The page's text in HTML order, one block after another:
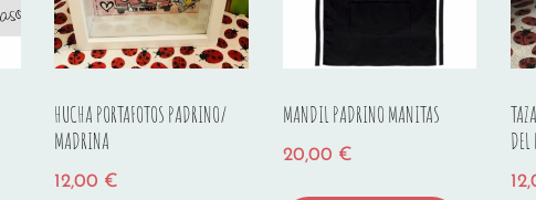
HUCHA PORTAFOTOS PADRINO/
MADRINA
12,00 €
MANDIL PADRINO MANITAS
20,00 €